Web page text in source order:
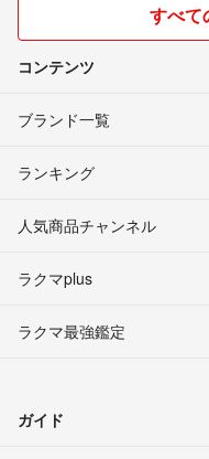
すべて
コンテンツ
ブランド一覧
ランキング
人気商品チャンネル
ラクマplus
ラクマ最強鑑定
ガイド